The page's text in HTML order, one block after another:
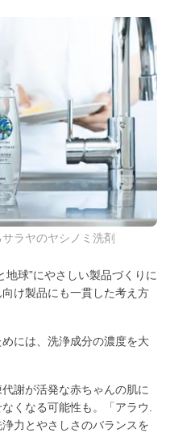
ラヤのヤシノミ洗剤
地球”にやさしい製品づくりに
け製品にも一貫した考え方
には、洗浄成分の濃度を大
謝が活発な赤ちゃんの肌に
くなる可能性も。「アラウ.
力とやさしさのバランスを